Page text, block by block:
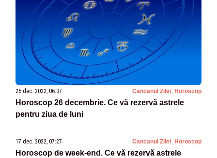
26 dec. 2022, 06:37 Cancanul Zilei_Horoscop
Horoscop 26 decembrie. Ce vă rezervă astrele
pentru ziua de luni
17 dec. 2022, 07:27 Cancanul Zilei_Horoscop
Horoscop de week-end. Ce vă rezervă astrele